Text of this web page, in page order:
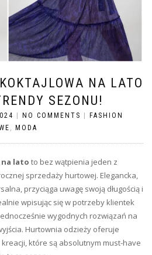
NA LATO
SEZONU!
NO COMMENTS
FASHION
, MODA
na lato to bez wątpienia jeden z
sprzedaży hurtowej. Elegancka,
przyciąga uwagę swoją długością i
wpisując się w potrzeby klientek
wygodnych rozwiązań na
Hurtownia odzieży oferuje
które są absolutnym must-have